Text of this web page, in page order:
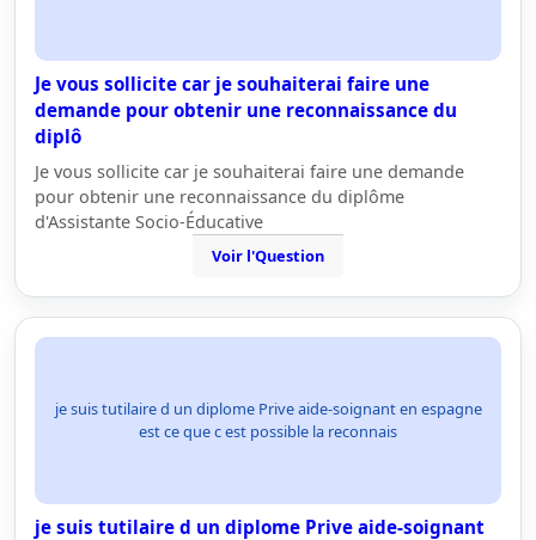
Je vous sollicite car je souhaiterai faire une
demande pour obtenir une reconnaissance du
diplô
Je vous sollicite car je souhaiterai faire une demande
pour obtenir une reconnaissance du diplôme
d'Assistante Socio-Éducative
Voir l'Question
je suis tutilaire d un diplome Prive aide-soignant en espagne
est ce que c est possible la reconnais
je suis tutilaire d un diplome Prive aide-soignant